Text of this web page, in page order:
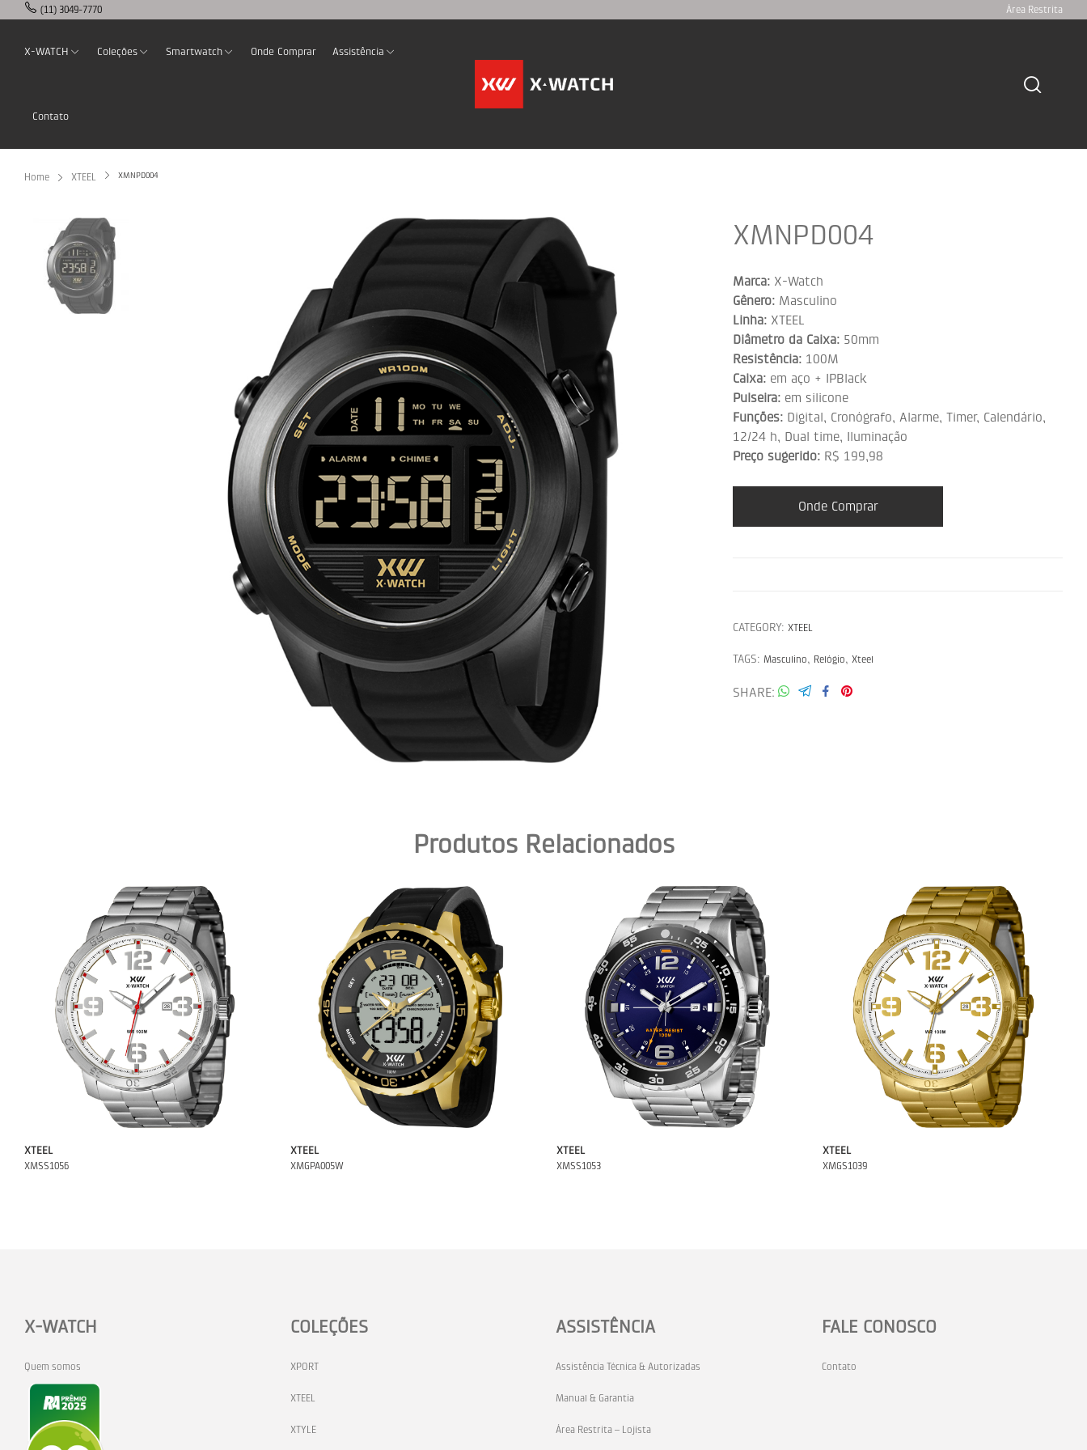
(11) 3049-7770 Área Restrita
X-WATCH Coleções Smartwatch Onde Comprar Assistência
Contato
Home XTEEL XMNPD004
XMNPD004
Marca: X-Watch
Gênero: Masculino
Linha: XTEEL
Diâmetro da Caixa: 50mm
Resistência: 100M
Caixa: em aço + IPBlack
Pulseira: em silicone
Funções: Digital, Cronógrafo, Alarme, Timer, Calendário,
12/24 h, Dual time, Iluminação
Preço sugerido: R$ 199,98
Onde Comprar
CATEGORY: XTEEL
TAGS: Masculino, Relógio, Xteel
SHARE
Produtos Relacionados
XTEEL
XMSS1056
XTEEL
XMGPA005W
XTEEL
XMSS1053
XTEEL
XMGS1039
X-WATCH
Quem somos
COLEÇÕES
XPORT
XTEEL
XTYLE
ASSISTÊNCIA
Assistência Técnica & Autorizadas
Manual & Garantia
Área Restrita – Lojista
FALE CONOSCO
Contato